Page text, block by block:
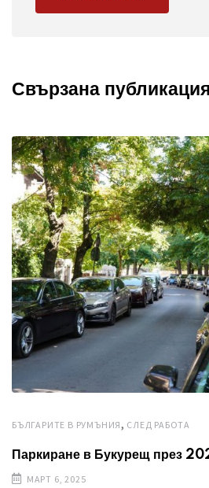
Свързана публикация
БЪЛГАРИТЕ В РУМЪНИЯ, СЛЕД РАБОТА
Паркиране в Букурещ през
МАРТ 6, 2025